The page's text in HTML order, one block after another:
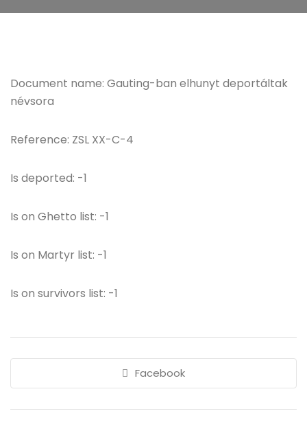
Document name: Gauting-ban elhunyt deportáltak
névsora
Reference: ZSL XX-C-4
Is deported: -1
Is on Ghetto list: -1
Is on Martyr list: -1
Is on survivors list: -1
Facebook